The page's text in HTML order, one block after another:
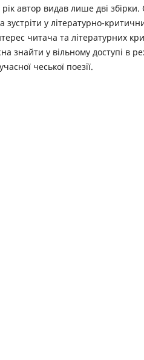
автор видав лише дві
зустріти у літературно-
читача та літературних
знайти у вільному доступі в
чеської поезії.